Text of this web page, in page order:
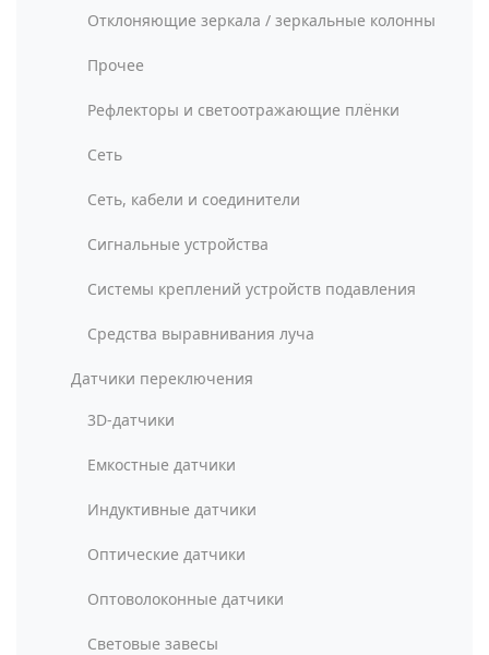
Отклоняющие зеркала / зеркальные колонны
Прочее
Рефлекторы и светоотражающие плёнки
Сеть
Сеть, кабели и соединители
Сигнальные устройства
Системы креплений устройств подавления
Средства выравнивания луча
Датчики переключения
3D-датчики
Емкостные датчики
Индуктивные датчики
Оптические датчики
Оптоволоконные датчики
Световые завесы